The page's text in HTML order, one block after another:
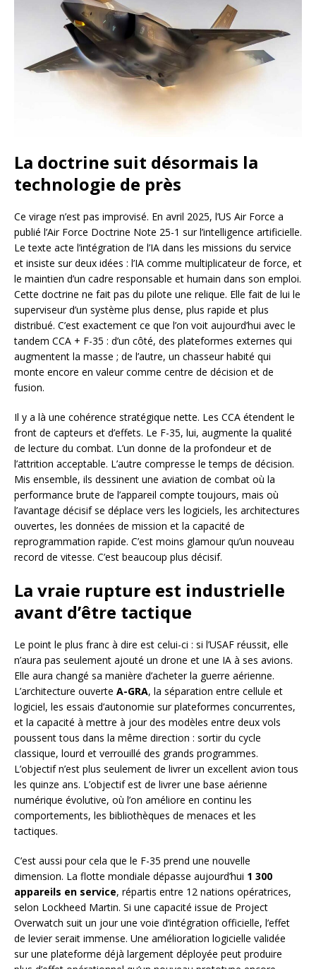
La doctrine suit désormais la
technologie de près
Ce virage n’est pas improvisé. En avril 2025, l’US Air Force a
publié l’Air Force Doctrine Note 25-1 sur l’intelligence artificielle.
Le texte acte l’intégration de l’IA dans les missions du service
et insiste sur deux idées : l’IA comme multiplicateur de force, et
le maintien d’un cadre responsable et humain dans son emploi.
Cette doctrine ne fait pas du pilote une relique. Elle fait de lui le
superviseur d’un système plus dense, plus rapide et plus
distribué. C’est exactement ce que l’on voit aujourd’hui avec le
tandem CCA + F-35 : d’un côté, des plateformes externes qui
augmentent la masse ; de l’autre, un chasseur habité qui
monte encore en valeur comme centre de décision et de
fusion.
Il y a là une cohérence stratégique nette. Les CCA étendent le
front de capteurs et d’effets. Le F-35, lui, augmente la qualité
de lecture du combat. L’un donne de la profondeur et de
l’attrition acceptable. L’autre compresse le temps de décision.
Mis ensemble, ils dessinent une aviation de combat où la
performance brute de l’appareil compte toujours, mais où
l’avantage décisif se déplace vers les logiciels, les architectures
ouvertes, les données de mission et la capacité de
reprogrammation rapide. C’est moins glamour qu’un nouveau
record de vitesse. C’est beaucoup plus décisif.
La vraie rupture est industrielle
avant d’être tactique
Le point le plus franc à dire est celui-ci : si l’USAF réussit, elle
n’aura pas seulement ajouté un drone et une IA à ses avions.
Elle aura changé sa manière d’acheter la guerre aérienne.
L’architecture ouverte A-GRA, la séparation entre cellule et
logiciel, les essais d’autonomie sur plateformes concurrentes,
et la capacité à mettre à jour des modèles entre deux vols
poussent tous dans la même direction : sortir du cycle
classique, lourd et verrouillé des grands programmes.
L’objectif n’est plus seulement de livrer un excellent avion tous
les quinze ans. L’objectif est de livrer une base aérienne
numérique évolutive, où l’on améliore en continu les
comportements, les bibliothèques de menaces et les
tactiques.
C’est aussi pour cela que le F-35 prend une nouvelle
dimension. La flotte mondiale dépasse aujourd’hui 1 300
appareils en service, répartis entre 12 nations opératrices,
selon Lockheed Martin. Si une capacité issue de Project
Overwatch suit un jour une voie d’intégration officielle, l’effet
de levier serait immense. Une amélioration logicielle validée
sur une plateforme déjà largement déployée peut produire